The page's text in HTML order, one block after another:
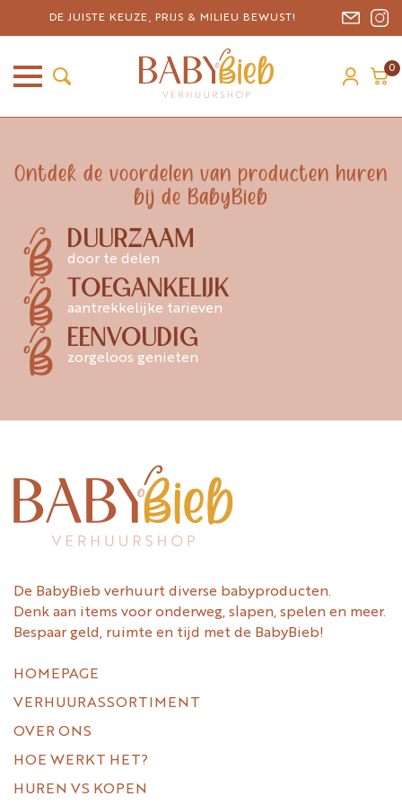
DE JUISTE KEUZE, PRIJS & MILIEU BEWUST!
0
Ontdek de voordelen van producten huren
bij de BabyBieb
DUURZAAM
door te delen
TOEGANKELIJK
aantrekkelijke tarieven
EENVOUDIG
zorgeloos genieten
De BabyBieb verhuurt diverse babyproducten.
Denk aan items voor onderweg, slapen, spelen en meer.
Bespaar geld, ruimte en tijd met de BabyBieb!
HOMEPAGE
VERHUURASSORTIMENT
OVER ONS
HOE WERKT HET?
HUREN VS KOPEN